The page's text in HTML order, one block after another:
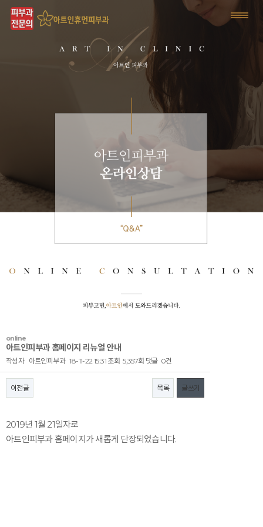
online
아트인피부과 홈페이지 리뉴얼 안내
작성자 아트인피부과 18-11-22 15:31 조회 5,357회 댓글 0건
이전글 목록 글쓰기
2019년 1월 21일자로
아트인피부과 홈페이지가 새롭게 단장되었습니다.